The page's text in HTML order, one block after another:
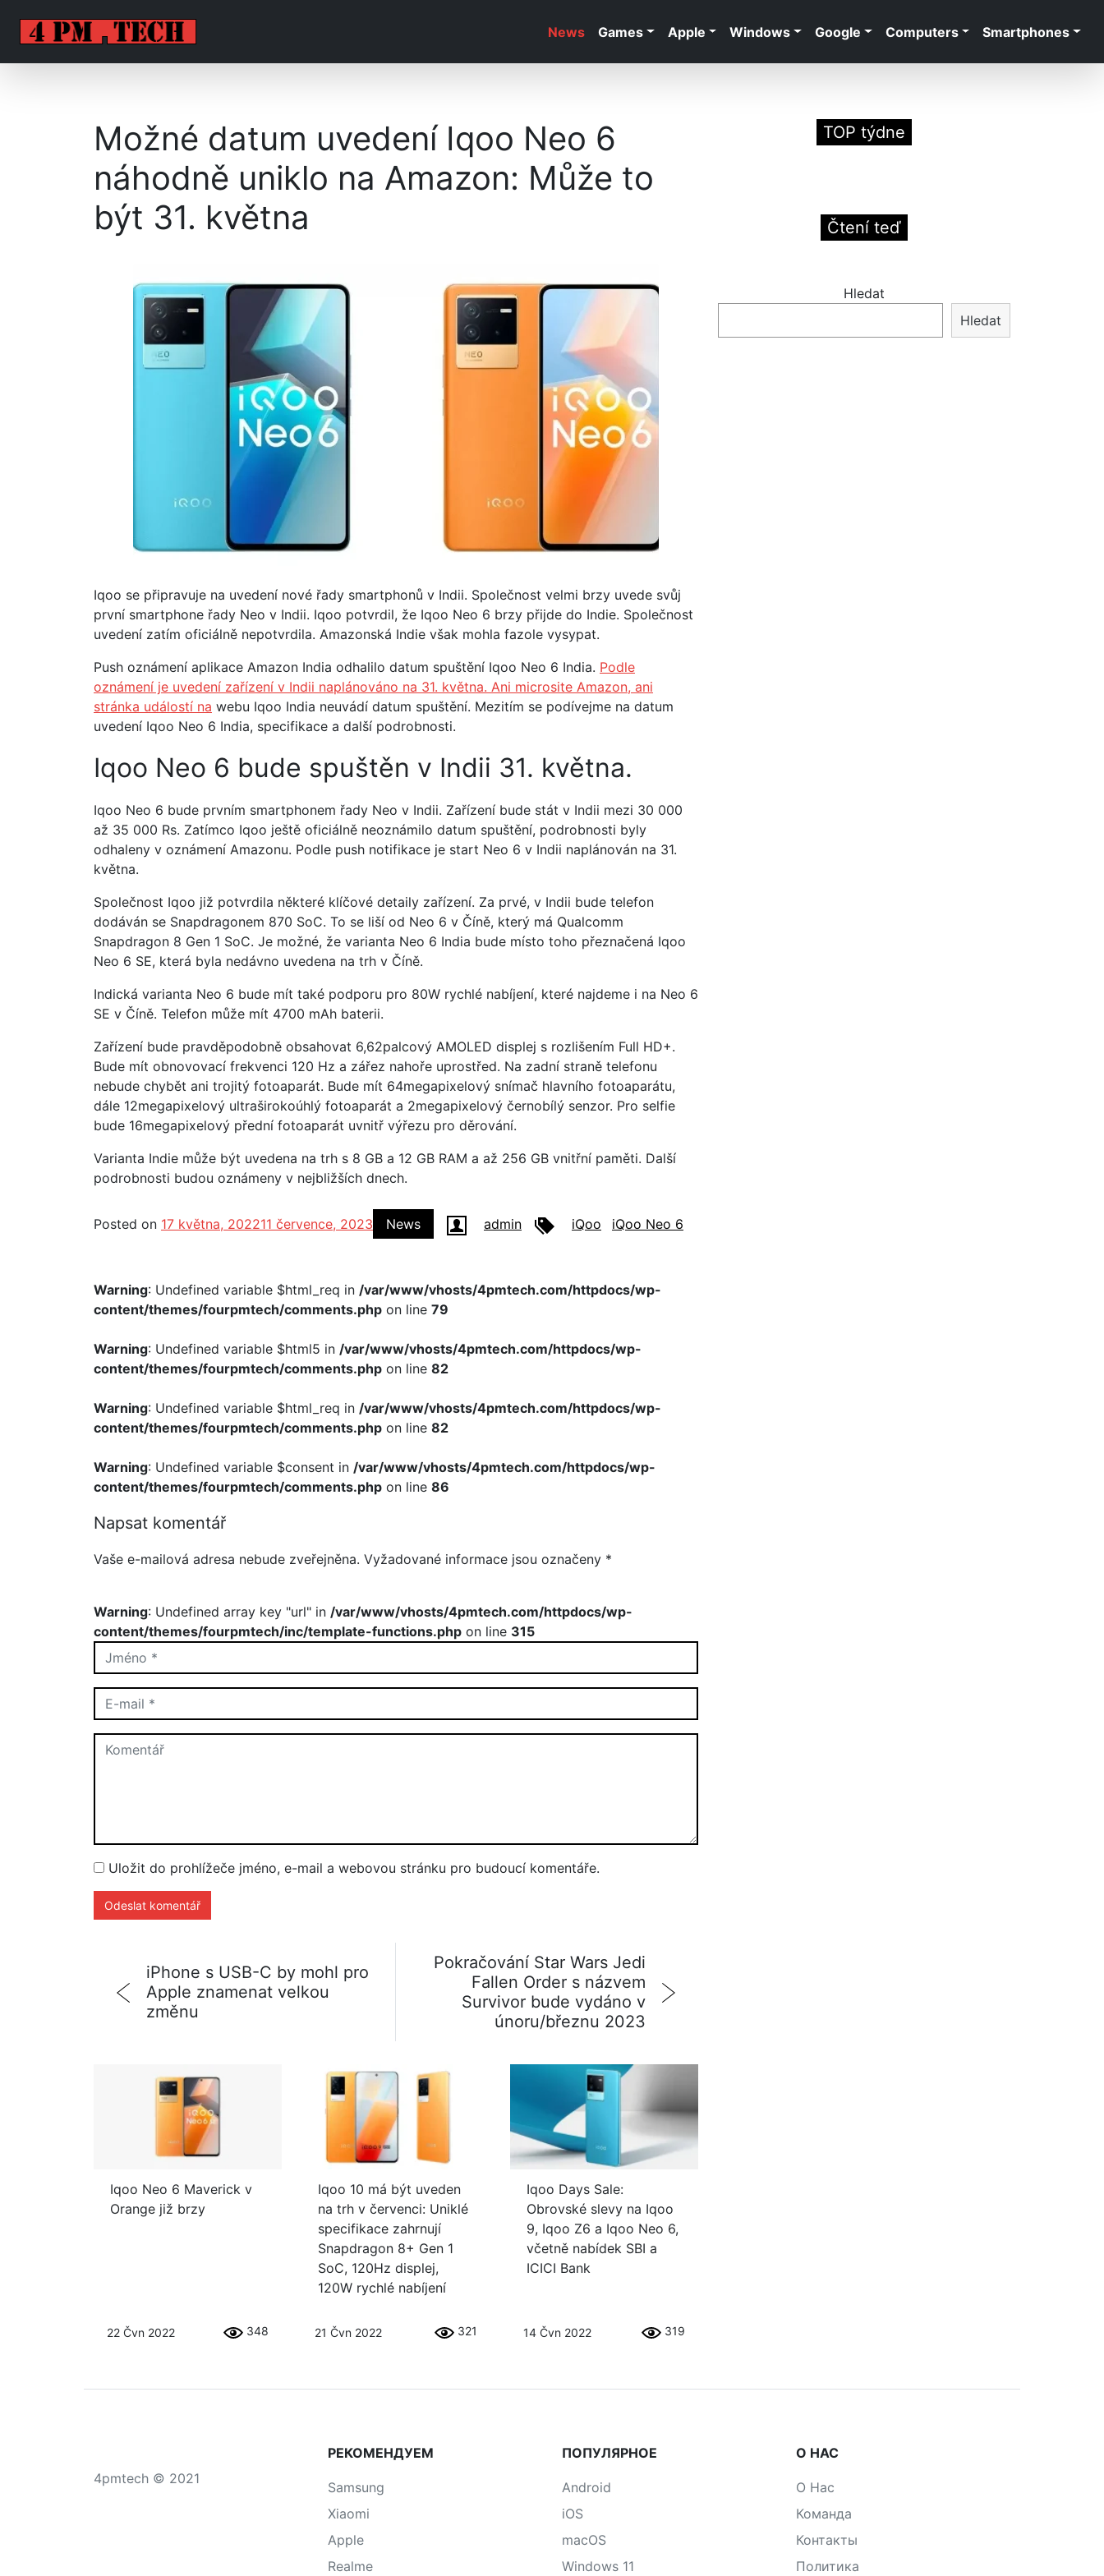
News Games Apple Windows Google Computers Smartphones
Možné datum uvedení Iqoo Neo 6
náhodně uniklo na Amazon: Může to
být 31. května
Iqoo se připravuje na uvedení nové řady smartphonů v Indii. Společnost velmi brzy uvede svůj
první smartphone řady Neo v Indii. Iqoo potvrdil, že Iqoo Neo 6 brzy přijde do Indie. Společnost
uvedení zatím oficiálně nepotvrdila. Amazonská Indie však mohla fazole vysypat.
Push oznámení aplikace Amazon India odhalilo datum spuštění Iqoo Neo 6 India. Podle
oznámení je uvedení zařízení v Indii naplánováno na 31. května. Ani microsite Amazon, ani
stránka událostí na webu Iqoo India neuvádí datum spuštění. Mezitím se podívejme na datum
uvedení Iqoo Neo 6 India, specifikace a další podrobnosti.
Iqoo Neo 6 bude spuštěn v Indii 31. května.
Iqoo Neo 6 bude prvním smartphonem řady Neo v Indii. Zařízení bude stát v Indii mezi 30 000
až 35 000 Rs. Zatímco Iqoo ještě oficiálně neoznámilo datum spuštění, podrobnosti byly
odhaleny v oznámení Amazonu. Podle push notifikace je start Neo 6 v Indii naplánován na 31.
května.
Společnost Iqoo již potvrdila některé klíčové detaily zařízení. Za prvé, v Indii bude telefon
dodáván se Snapdragonem 870 SoC. To se liší od Neo 6 v Číně, který má Qualcomm
Snapdragon 8 Gen 1 SoC. Je možné, že varianta Neo 6 India bude místo toho přeznačená Iqoo
Neo 6 SE, která byla nedávno uvedena na trh v Číně.
Indická varianta Neo 6 bude mít také podporu pro 80W rychlé nabíjení, které najdeme i na Neo 6
SE v Číně. Telefon může mít 4700 mAh baterii.
Zařízení bude pravděpodobně obsahovat 6,62palcový AMOLED displej s rozlišením Full HD+.
Bude mít obnovovací frekvenci 120 Hz a zářez nahoře uprostřed. Na zadní straně telefonu
nebude chybět ani trojitý fotoaparát. Bude mít 64megapixelový snímač hlavního fotoaparátu,
dále 12megapixelový ultraširokoúhlý fotoaparát a 2megapixelový černobílý senzor. Pro selfie
bude 16megapixelový přední fotoaparát uvnitř výřezu pro děrování.
Varianta Indie může být uvedena na trh s 8 GB a 12 GB RAM a až 256 GB vnitřní paměti. Další
podrobnosti budou oznámeny v nejbližších dnech.
Posted on 17 května, 202211 července, 2023 News admin iQoo iQoo Neo 6
Warning: Undefined variable $html_req in /var/www/vhosts/4pmtech.com/httpdocs/wp-
content/themes/fourpmtech/comments.php on line 79
Warning: Undefined variable $html5 in /var/www/vhosts/4pmtech.com/httpdocs/wp-
content/themes/fourpmtech/comments.php on line 82
Warning: Undefined variable $html_req in /var/www/vhosts/4pmtech.com/httpdocs/wp-
content/themes/fourpmtech/comments.php on line 82
Warning: Undefined variable $consent in /var/www/vhosts/4pmtech.com/httpdocs/wp-
content/themes/fourpmtech/comments.php on line 86
Napsat komentář
Vaše e-mailová adresa nebude zveřejněna. Vyžadované informace jsou označeny *
Warning: Undefined array key "url" in /var/www/vhosts/4pmtech.com/httpdocs/wp-
content/themes/fourpmtech/inc/template-functions.php on line 315
Uložit do prohlížeče jméno, e-mail a webovou stránku pro budoucí komentáře.
iPhone s USB-C by mohl pro
Apple znamenat velkou
změnu
Pokračování Star Wars Jedi
Fallen Order s názvem
Survivor bude vydáno v
únoru/březnu 2023
Iqoo Neo 6 Maverick v
Orange již brzy
22 Čvn 2022 348
Iqoo 10 má být uveden
na trh v červenci: Uniklé
specifikace zahrnují
Snapdragon 8+ Gen 1
SoC, 120Hz displej,
120W rychlé nabíjení
21 Čvn 2022 321
Iqoo Days Sale:
Obrovské slevy na Iqoo
9, Iqoo Z6 a Iqoo Neo 6,
včetně nabídek SBI a
ICICI Bank
14 Čvn 2022 319
TOP týdne
Čtení teď
Hledat
Hledat
4pmtech © 2021
РЕКОМЕНДУЕМ
Samsung
Xiaomi
Apple
Realme
ПОПУЛЯРНОЕ
Android
iOS
macOS
Windows 11
О НАС
О Нас
Команда
Контакты
Политика